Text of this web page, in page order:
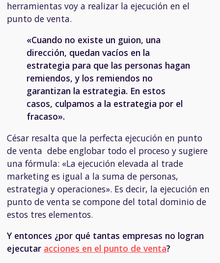
herramientas voy a realizar la ejecución en el
punto de venta.
«Cuando no existe un guion, una
dirección, quedan vacíos en la
estrategia para que las personas hagan
remiendos, y los remiendos no
garantizan la estrategia. En estos
casos, culpamos a la estrategia por el
fracaso».
César resalta que la perfecta ejecución en punto
de venta debe englobar todo el proceso y sugiere
una fórmula: «La ejecución elevada al trade
marketing es igual a la suma de personas,
estrategia y operaciones». Es decir, la ejecución en
punto de venta se compone del total dominio de
estos tres elementos.
Y entonces ¿por qué tantas empresas no logran
ejecutar acciones en el punto de venta?